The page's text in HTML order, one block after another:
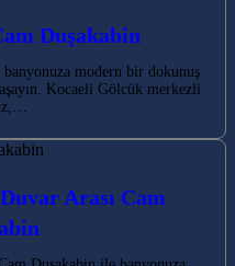
Duşakabin
modern bir dokunuş
Kocaeli Gölcük merkezli
Arası Cam